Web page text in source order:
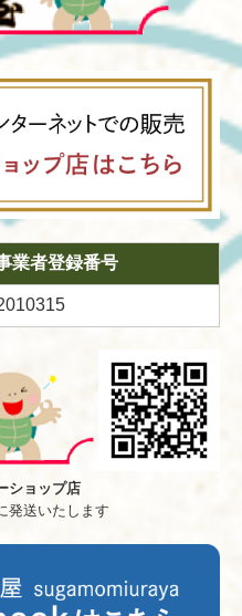
業者登録番号
ショップ店
発送いたします